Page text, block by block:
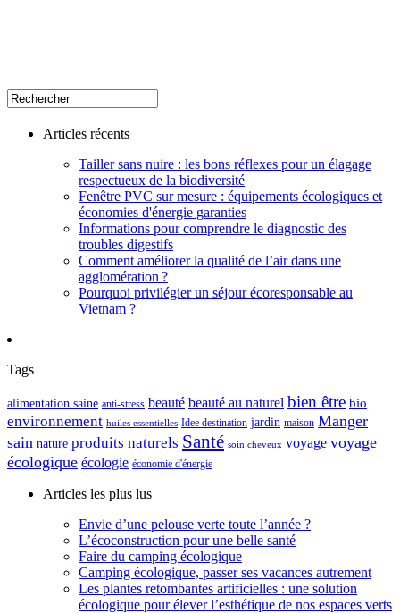
Articles récents
Tailler sans nuire : les bons réflexes pour un élagage
respectueux de la biodiversité
Fenêtre PVC sur mesure : équipements écologiques et
économies d'énergie garanties
Informations pour comprendre le diagnostic des
troubles digestifs
Comment améliorer la qualité de l’air dans une
agglomération ?
Pourquoi privilégier un séjour écoresponsable au
Vietnam ?
Tags
alimentation saine anti-stress beauté beauté au naturel bien être bio
environnement huiles essentielles Idee destination jardin maison Manger
sain nature produits naturels Santé soin cheveux voyage voyage
écologique écologie économie d'énergie
Articles les plus lus
Envie d’une pelouse verte toute l’année ?
L’écoconstruction pour une belle santé
Faire du camping écologique
Camping écologique, passer ses vacances autrement
Les plantes retombantes artificielles : une solution
écologique pour élever l’esthétique de nos espaces verts